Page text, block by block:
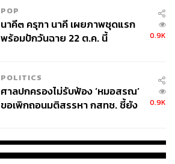
POP
นาคี๓ ครุฑา นาคี เผยภาพชุดแรก
พร้อมปักวันฉาย 22 ต.ค. นี้
0.9K
POLITICS
ศาลปกครองไม่รับฟ้อง ‘หมอสรณ’
ขอเพิกถอนมติสรรหา กสทช. ชี้ยัง
0.9K